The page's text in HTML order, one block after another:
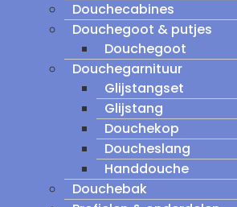
Douchecabines
Douchegoot & putjes
Douchegoot
Douchegarnituur
Glijstangset
Glijstang
Douchekop
Doucheslang
Handdouche
Douchebak